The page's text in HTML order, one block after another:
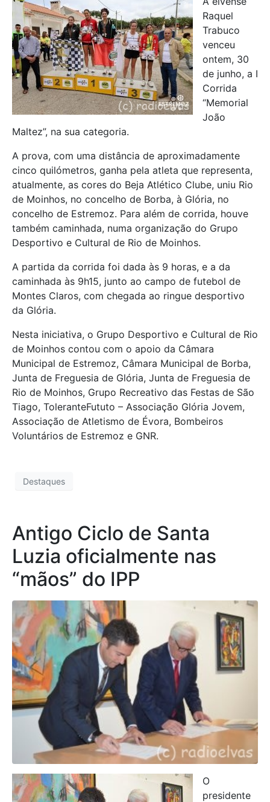
Raquel
Trabuco
venceu
ontem, 30
de junho, a I
Corrida
“Memorial
João
Maltez”, na sua categoria.
A prova, com uma distância de aproximadamente
cinco quilómetros, ganha pela atleta que representa,
atualmente, as cores do Beja Atlético Clube, uniu Rio
de Moinhos, no concelho de Borba, à Glória, no
concelho de Estremoz. Para além de corrida, houve
também caminhada, numa organização do Grupo
Desportivo e Cultural de Rio de Moinhos.
A partida da corrida foi dada às 9 horas, e a da
caminhada às 9h15, junto ao campo de futebol de
Montes Claros, com chegada ao ringue desportivo
da Glória.
Nesta iniciativa, o Grupo Desportivo e Cultural de Rio
de Moinhos contou com o apoio da Câmara
Municipal de Estremoz, Câmara Municipal de Borba,
Junta de Freguesia de Glória, Junta de Freguesia de
Rio de Moinhos, Grupo Recreativo das Festas de São
Tiago, ToleranteFututo – Associação Glória Jovem,
Associação de Atletismo de Évora, Bombeiros
Voluntários de Estremoz e GNR.
Destaques
Antigo Ciclo de Santa
Luzia oficialmente nas
“mãos” do IPP
O
presidente